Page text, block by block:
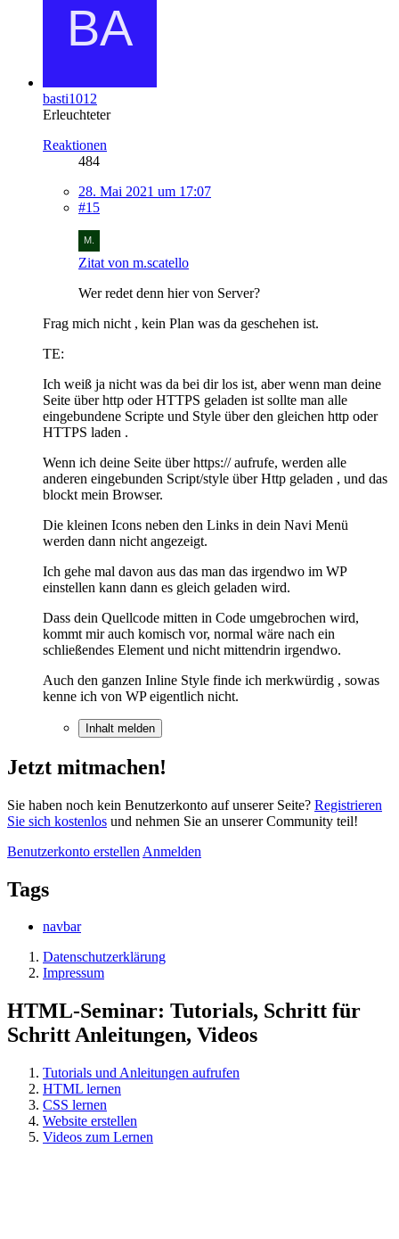
basti1012
Erleuchteter
Reaktionen
484
28. Mai 2021 um 17:07
#15
Zitat von m.scatello
Wer redet denn hier von Server?
Frag mich nicht , kein Plan was da geschehen ist.
TE:
Ich weiß ja nicht was da bei dir los ist, aber wenn man deine
Seite über http oder HTTPS geladen ist sollte man alle
eingebundene Scripte und Style über den gleichen http oder
HTTPS laden .
Wenn ich deine Seite über https:// aufrufe, werden alle
anderen eingebunden Script/style über Http geladen , und das
blockt mein Browser.
Die kleinen Icons neben den Links in dein Navi Menü
werden dann nicht angezeigt.
Ich gehe mal davon aus das man das irgendwo im WP
einstellen kann dann es gleich geladen wird.
Dass dein Quellcode mitten in Code umgebrochen wird,
kommt mir auch komisch vor, normal wäre nach ein
schließendes Element und nicht mittendrin irgendwo.
Auch den ganzen Inline Style finde ich merkwürdig , sowas
kenne ich von WP eigentlich nicht.
Inhalt melden
Jetzt mitmachen!
Sie haben noch kein Benutzerkonto auf unserer Seite? Registrieren
Sie sich kostenlos und nehmen Sie an unserer Community teil!
Benutzerkonto erstellen Anmelden
Tags
navbar
Datenschutzerklärung
Impressum
HTML-Seminar: Tutorials, Schritt für
Schritt Anleitungen, Videos
Tutorials und Anleitungen aufrufen
HTML lernen
CSS lernen
Website erstellen
Videos zum Lernen